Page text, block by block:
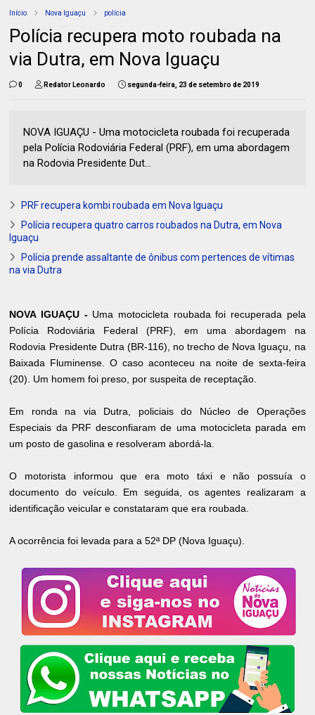
Início Nova Iguaçu polícia
Polícia recupera moto roubada na
via Dutra, em Nova Iguaçu
0 Redator Leonardo segunda-feira, 23 de setembro de 2019
NOVA IGUAÇU - Uma motocicleta roubada foi recuperada
pela Polícia Rodoviária Federal (PRF), em uma abordagem
na Rodovia Presidente Dut...
PRF recupera kombi roubada em Nova Iguaçu
Polícia recupera quatro carros roubados na Dutra, em Nova
Iguaçu
Polícia prende assaltante de ônibus com pertences de vítimas
na via Dutra
NOVA IGUAÇU -Uma motocicleta roubada foi recuperada pela
Polícia Rodoviária Federal (PRF), em uma abordagem na
Rodovia Presidente Dutra (BR-116), no trecho de Nova Iguaçu, na
Baixada Fluminense. O caso aconteceu na noite de sexta-feira
(20). Um homem foi preso, por suspeita de receptação.
Em ronda na via Dutra, policiais do Núcleo de Operações
Especiais da PRF desconfiaram de uma motocicleta parada em
um posto de gasolina e resolveram abordá-la.
O motorista informou que era moto táxi e não possuía o
documento do veículo. Em seguida, os agentes realizaram a
identificação veicular e constataram que era roubada.
A ocorrência foi levada para a 52ª DP (Nova Iguaçu).